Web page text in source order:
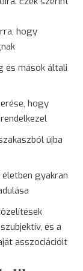
hogy
és mások általi
hogy
újba
gyakran
és a
asszociációit